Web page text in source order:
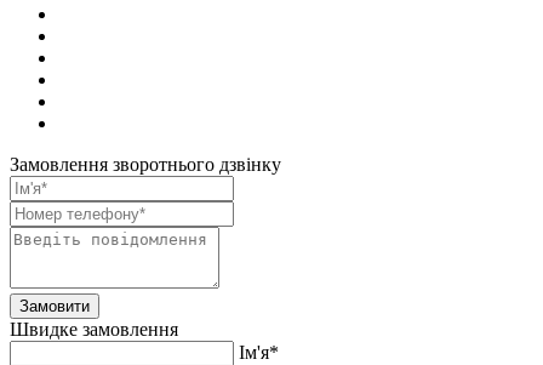
Замовлення зворотнього дзвінку
Замовити
Швидке замовлення
Ім'я*